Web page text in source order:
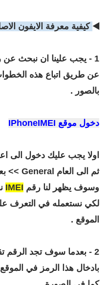
◀️ كيفية معرفة الايفون
عن طريق اتباع هذه
بالصور .
دخول موقع IPhoneIMEI
وسوف يظهر لنا رقم IMEI
لكي نستعمله في التعرف
الموقع .
2 - بعدما سوف تجد
بادخال هذا الرمز في